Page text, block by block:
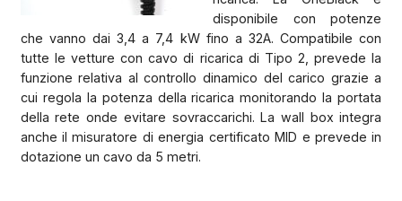
disponibile con potenze
che vanno dai 3,4 a 7,4 kW fino a 32A. Compatibile con
tutte le vetture con cavo di ricarica di Tipo 2, prevede la
funzione relativa al controllo dinamico del carico grazie a
cui regola la potenza della ricarica monitorando la portata
della rete onde evitare sovraccarichi. La wall box integra
anche il misuratore di energia certificato MID e prevede in
dotazione un cavo da 5 metri.